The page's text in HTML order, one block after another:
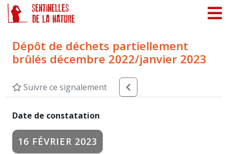
Dépôt de déchets partiellement
brûlés décembre 2022/janvier 2023
Suivre ce signalement
Date de constatation
16 FÉVRIER 2023
Panneau de gestion des cookies